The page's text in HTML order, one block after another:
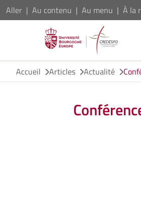
Aller Au contenu Au menu À la
Accueil
Articles Actualité